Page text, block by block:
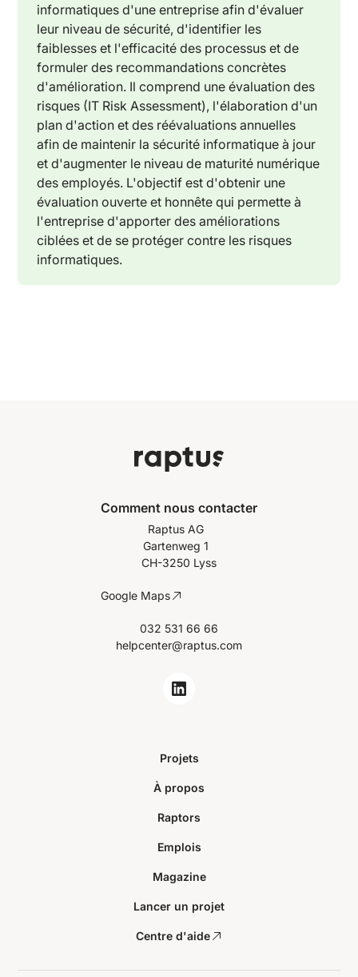
informatiques d'une entreprise afin d'évaluer
leur niveau de sécurité, d'identifier les
faiblesses et l'efficacité des processus et de
formuler des recommandations concrètes
d'amélioration. Il comprend une évaluation des
risques (IT Risk Assessment), l'élaboration d'un
plan d'action et des réévaluations annuelles
afin de maintenir la sécurité informatique à jour
et d'augmenter le niveau de maturité numérique
des employés. L'objectif est d'obtenir une
évaluation ouverte et honnête qui permette à
l'entreprise d'apporter des améliorations
ciblées et de se protéger contre les risques
informatiques.
Comment nous contacter
Raptus AG
Gartenweg 1
CH-3250 Lyss
Google Maps
032 531 66 66
helpcenter@raptus.com
Projets
À propos
Raptors
Emplois
Magazine
Lancer un projet
Centre d'aide